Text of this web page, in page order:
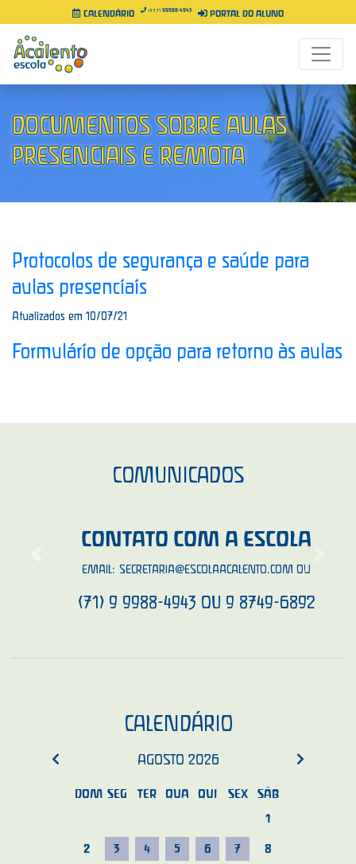
CALENDÁRIO +55 71 99988-4943 PORTAL DO ALUNO
DOCUMENTOS SOBRE AULAS
PRESENCIAIS E REMOTA
Protocolos de segurança e saúde para
aulas presenciais
Atualizados em 10/07/21
Formulário de opção para retorno às aulas
COMUNICADOS
CONTATO COM A ESCOLA
EMAIL:SECRETARIA@ESCOLAACALENTO.COMOU
(71) 9 9988-4943 OU 9 8749-6892
CALENDÁRIO
AGOSTO 2026
DOM SEG TER QUA QUI SEX
SÁB
1
2 3 4 5 6 7 8